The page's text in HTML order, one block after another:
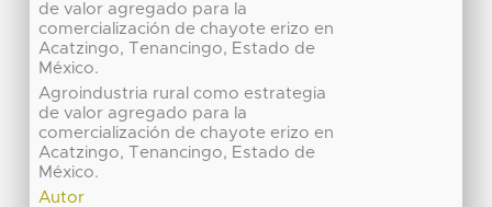
de valor agregado para la
comercialización de chayote erizo en
Acatzingo, Tenancingo, Estado de
México.
Agroindustria rural como estrategia
de valor agregado para la
comercialización de chayote erizo en
Acatzingo, Tenancingo, Estado de
México.
Autor